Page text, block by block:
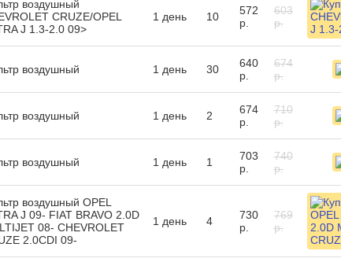
воздушный
CRUZE/OPEL
J 1.3-2.0 09>
1 день 10
572
р.
603
р.
воздушный 1 день 30
640
р.
674
р.
воздушный 1 день 2
674
р.
710
р.
воздушный 1 день 1
703
р.
740
р.
воздушный OPEL
J 09- FIAT BRAVO 2.0D
08- CHEVROLET
2.0CDI 09-
1 день 4
730
р.
769
р.